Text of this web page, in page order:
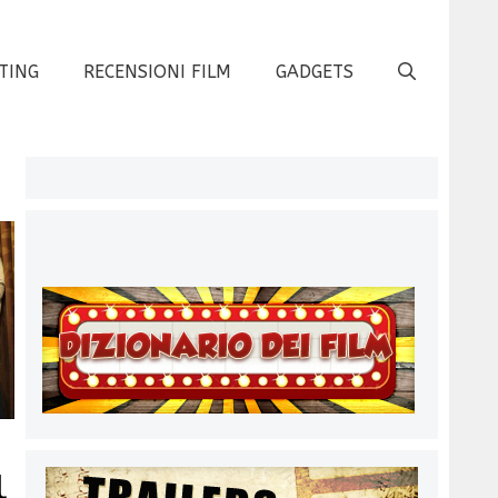
RECENSIONI FILM GADGETS